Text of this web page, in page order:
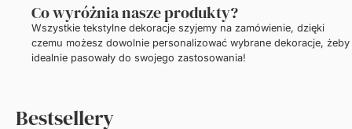
Co wyróżnia nasze produkty?
Wszystkie tekstylne dekoracje szyjemy na zamówienie, dzięki
czemu możesz dowolnie personalizować wybrane dekoracje, żeby
idealnie pasowały do swojego zastosowania!
Bestsellery